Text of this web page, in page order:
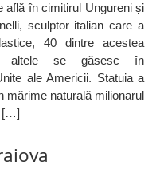
află în cimitirul Ungureni și
sculptor italian care a
40 dintre acestea
altele se găsesc în
ale Americii. Statuia a
mărime naturală milionarul
[…]